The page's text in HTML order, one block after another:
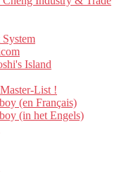
Island
List !
(en Français)
(in het Engels)